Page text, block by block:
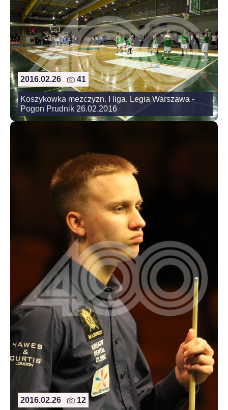
2016.02.26 41
Koszykowka mezczyzn. I liga. Legia Warszawa -
Pogon Prudnik 26.02.2016
2016.02.26 12